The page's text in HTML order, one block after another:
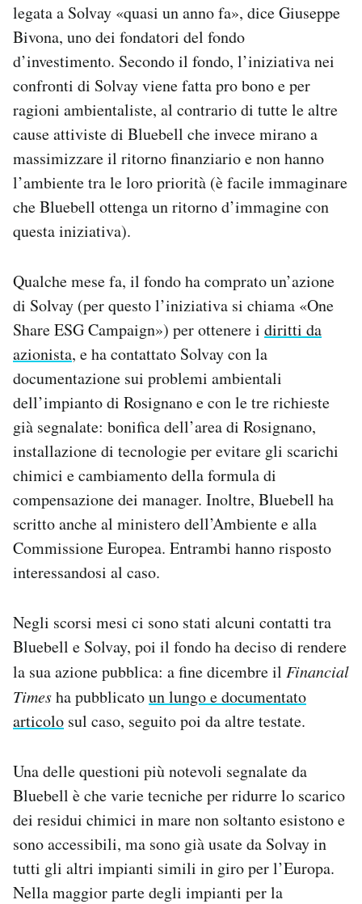
legata a Solvay «quasi un anno fa», dice Giuseppe
Bivona, uno dei fondatori del fondo
d’investimento. Secondo il fondo, l’iniziativa nei
confronti di Solvay viene fatta pro bono e per
ragioni ambientaliste, al contrario di tutte le altre
cause attiviste di Bluebell che invece mirano a
massimizzare il ritorno finanziario e non hanno
l’ambiente tra le loro priorità (è facile immaginare
che Bluebell ottenga un ritorno d’immagine con
questa iniziativa).
Qualche mese fa, il fondo ha comprato un’azione
di Solvay (per questo l’iniziativa si chiama «One
Share ESG Campaign») per ottenere i diritti da
azionista, e ha contattato Solvay con la
documentazione sui problemi ambientali
dell’impianto di Rosignano e con le tre richieste
già segnalate: bonifica dell’area di Rosignano,
installazione di tecnologie per evitare gli scarichi
chimici e cambiamento della formula di
compensazione dei manager. Inoltre, Bluebell ha
scritto anche al ministero dell’Ambiente e alla
Commissione Europea. Entrambi hanno risposto
interessandosi al caso.
Negli scorsi mesi ci sono stati alcuni contatti tra
Bluebell e Solvay, poi il fondo ha deciso di rendere
la sua azione pubblica: a fine dicembre il Financial
Timesha pubblicatoun lungo e documentato
articolo sul caso, seguito poi da altre testate.
Una delle questioni più notevoli segnalate da
Bluebell è che varie tecniche per ridurre lo scarico
dei residui chimici in mare non soltanto esistono e
sono accessibili, ma sono già usate da Solvay in
tutti gli altri impianti simili in giro per l’Europa.
Nella maggior parte degli impianti per la